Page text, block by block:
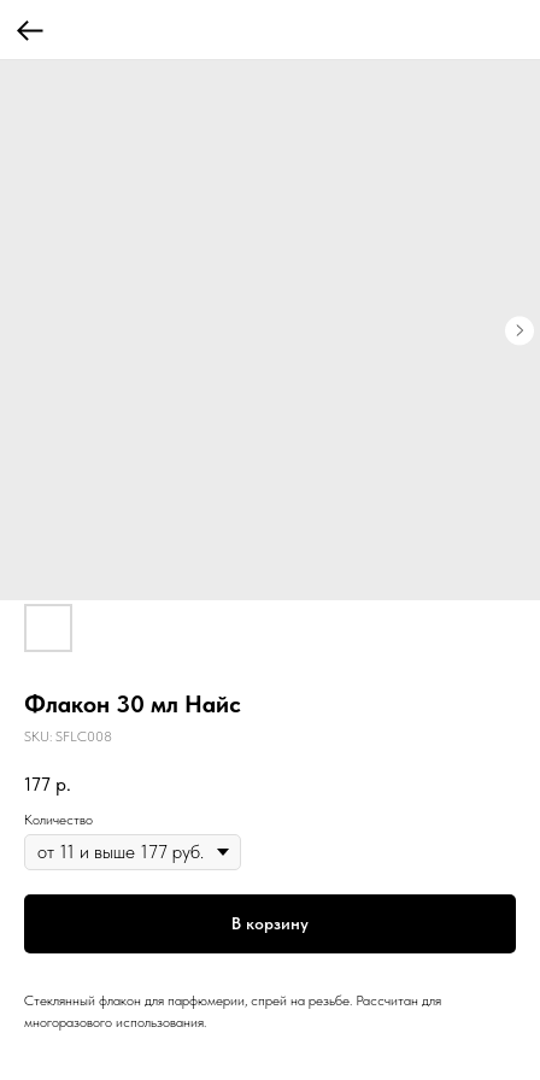
Флакон 30 мл Найс
SKU: SFLC008
177 р.
Количество
В корзину
Стеклянный флакон для парфюмерии, спрей на резьбе. Рассчитан для
многоразового использования.